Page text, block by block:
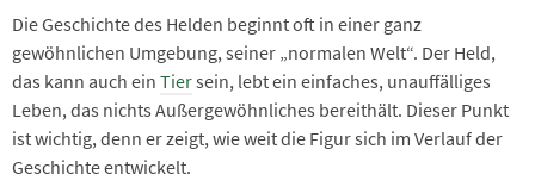
Die Geschichte des Helden beginnt oft in einer ganz
gewöhnlichen Umgebung, seiner „normalen Welt“. Der Held,
das kann auch ein Tiersein, lebt ein einfaches, unauffälliges
Leben, das nichts Außergewöhnliches bereithält. Dieser Punkt
ist wichtig, denn er zeigt, wie weit die Figur sich im Verlauf der
Geschichte entwickelt.